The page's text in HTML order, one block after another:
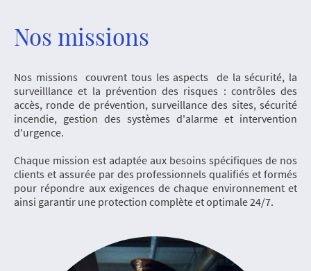
Nos missions
Nos missions couvrent tous les aspects de la sécurité, la
surveilllance et la prévention des risques : contrôles des
accès, ronde de prévention, surveillance des sites, sécurité
incendie, gestion des systèmes d'alarme et intervention
d'urgence.
Chaque mission est adaptée aux besoins spécifiques de nos
clients et assurée par des professionnels qualifiés et formés
pour répondre aux exigences de chaque environnement et
ainsi garantir une protection complète et optimale 24/7.